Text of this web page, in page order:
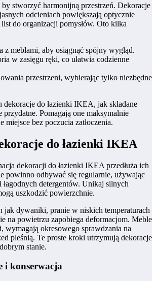
stworzyć harmonijną przestrzeń. Dekoracje
odcieniach powiększają optycznie
do organizacji pomysłów. Oto kilka
z meblami, aby osiągnąć spójny wygląd.
w zasięgu ręki, co ułatwia codzienne
przestrzeni, wybierając tylko niezbędne
dekoracje do łazienki IKEA, jak składane
przydatne. Pomagają one maksymalnie
miejsce bez poczucia zatłoczenia.
do łazienki IKEA
dekoracji do łazienki IKEA przedłuża ich
powinno odbywać się regularnie, używając
detergentów. Unikaj silnych
uszkodzić powierzchnie.
jak dywaniki, pranie w niskich temperaturach
na powietrzu zapobiega deformacjom. Meble
wymagają okresowego sprawdzania na
pleśnią. Te proste kroki utrzymują dekoracje
stanie.
i konserwacja